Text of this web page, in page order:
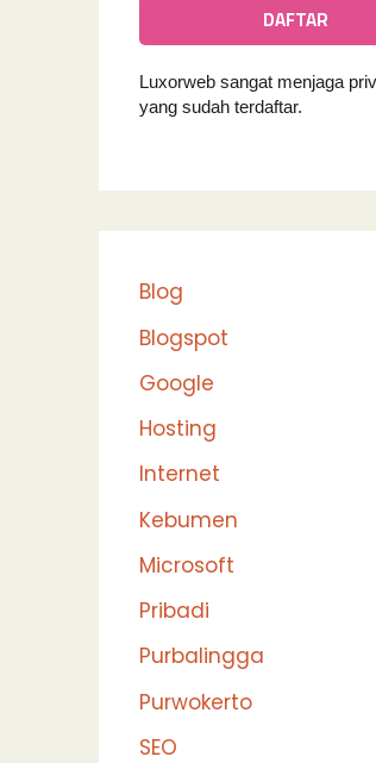
Luxorweb sangat menjaga
yang sudah terdaftar.
Blog
Blogspot
Google
Hosting
Internet
Kebumen
Microsoft
Pribadi
Purbalingga
Purwokerto
SEO